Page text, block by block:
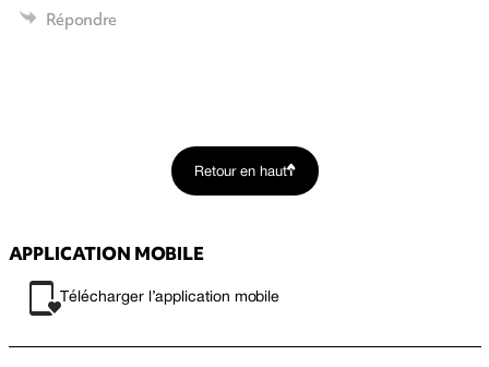
Répondre
Retour en haut
APPLICATION MOBILE
Télécharger l’application mobile